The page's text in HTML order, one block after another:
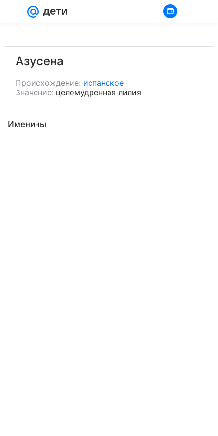
Азусена
Происхождение: испанское
Значение: целомудренная лилия
Именины